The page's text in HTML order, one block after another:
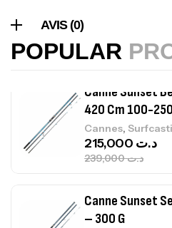
AVIS (0)
POPULAR د.ت367,000
Canne Sunset
420 Cm 100-
Cannes,
د.ت239,000
د.ت
Canne Sunset
– 300 G